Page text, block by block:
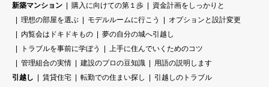
新築マンション 購入に向けての第１歩
資金計画をしっかりと
理想の部屋を選ぶ
モデルルームに行こう
オプションと設計変更
内覧会はドキドキもの
夢の自分の城へ引越し
トラブルを事前に学ぼう
上手に住んでいくためのコツ
管理組合の実情
建設のプロの豆知識
用語の説明します
引越し
賃貸住宅 転勤での住まい探し
引越しのトラブル